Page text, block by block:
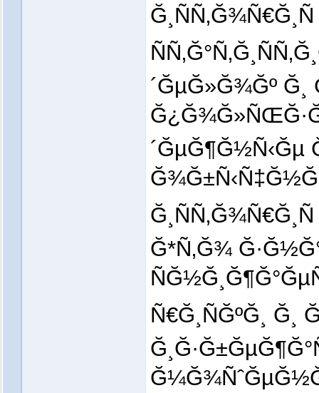
´ĞµĞ»Ğ¾Ğº Ğ¸
´ĞµĞ¶Ğ½Ñ‹Ğµ
Ğ*Ñ‚Ğ¾
Ñ€Ğ¸ÑĞºĞ¸